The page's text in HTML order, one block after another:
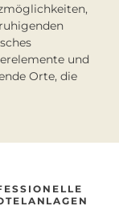
und
Orte, die